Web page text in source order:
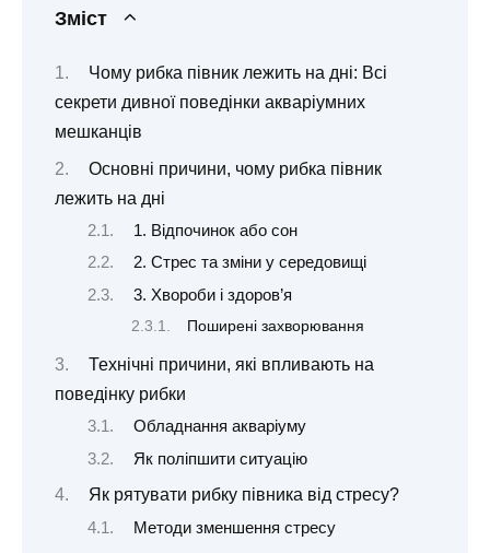
Зміст
Чому рибка півник лежить на дні: Всі
секрети дивної поведінки акваріумних
мешканців
Основні причини, чому рибка півник
лежить на дні
1. Відпочинок або сон
2. Стрес та зміни у середовищі
3. Хвороби і здоров’я
Поширені захворювання
Технічні причини, які впливають на
поведінку рибки
Обладнання акваріуму
Як поліпшити ситуацію
Як рятувати рибку півника від стресу?
Методи зменшення стресу